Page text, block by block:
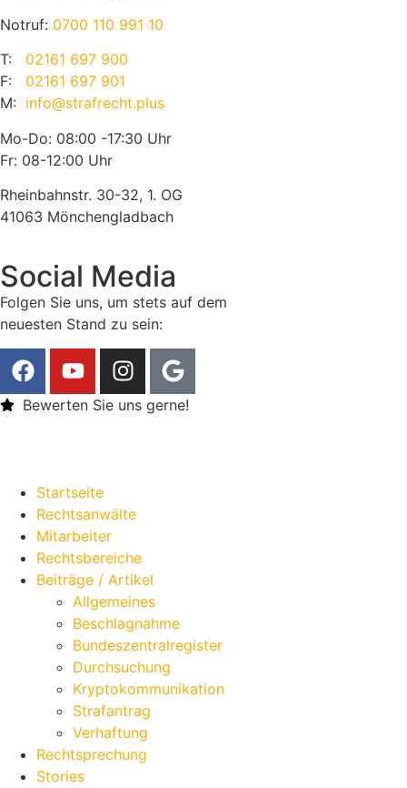
Notruf: 0700 110 991 10
T: 02161 697 900
F: 02161 697 901
M: info@strafrecht.plus
Mo-Do: 08:00 -17:30 Uhr
Fr: 08-12:00 Uhr
Rheinbahnstr. 30-32, 1. OG
41063 Mönchengladbach
Social Media
Folgen Sie uns, um stets auf dem
neuesten Stand zu sein:
Bewerten Sie uns gerne!
Startseite
Rechtsanwälte
Mitarbeiter
Rechtsbereiche
Beiträge / Artikel
Allgemeines
Beschlagnahme
Bundeszentralregister
Durchsuchung
Kryptokommunikation
Strafantrag
Verhaftung
Rechtsprechung
Stories